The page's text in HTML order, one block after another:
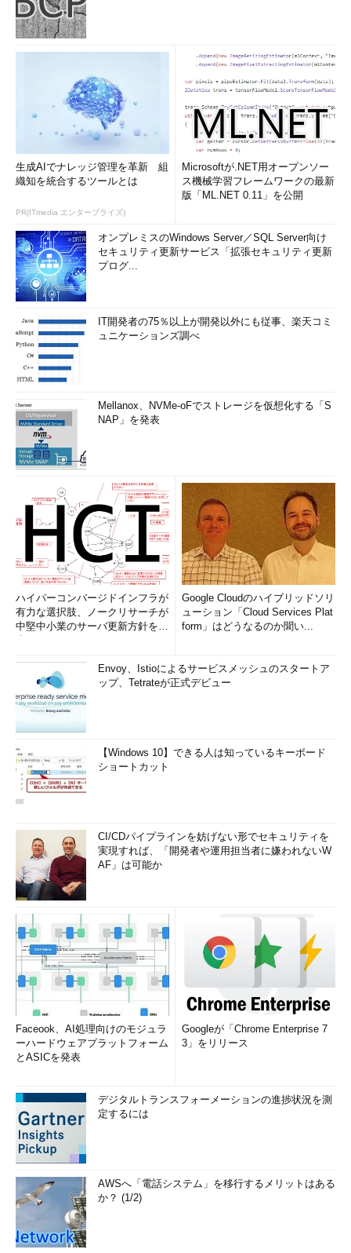
iPhoneにGoogleアプリをセットアップ
する（3/4）
これは、Googleアプリで「 Google No
められているところ。2段階認証を利用
（4）Google Nowはユーザーの状況
や行動に応じて、最適な情報（例えば現
在地の天気予報）を絞り込んで提供して
くれるサービスだ。ただ、そのためには
位置情報や、いつどこを訪れたのかとい
録が必要になる。Google Nowを使わな
いなら、［使用しない］をタップする。
（5）Google Nowを使うのなら、
［次へ］をタップしていってウィザード
を完了させる。
する（4/4）
初期セットアップが完了したところ。
（6）2段階認証を設定したいアカウ
ントであることを確認する。
以上でGoogleアプリの準備は完了だ。
●Googleアカウントの2段階認証を有効にする
有効化する。既に有効にしてある場合は、「 2つ目の認証を
Googleメッセージ方式に切り替える
」に読み進めていただきた
い。
Googleの2段階認証を初めて有効化する場合、
ストメッセージまたは音声通話
ンタイムパスワード（6桁の数字）を受け取れる必要がある。
これらはGoogleメッセージ用端末とは別の端末で受信しても
よい。もっとも、これらの認証方式は、万一Googleメッセージ
方式が使えなくなったときの代替手段として利用できるので、
Googleメッセージと同じ端末で受け取れるようセットアップし
た方が使いやすいだろう。
また以下の操作では全面的にGoogleアプリを利用する（ほとん
どの設定はSafariでも可能だが、一部の操作はどうしてもGoogle
アプリが必要になるため、本TIPSではGoogleアプリに絞り込ん
で説明している）。
生成AIでナレッジ管理を革新 組
織知を統合するツールとは
PR(ITmedia エンタープライズ)
Microsoftが.NET用オープンソー
ス機械学習フレームワークの最新
版「ML.NET 0.11」を公開
オンプレミスのWindows Server／SQL Server向け
セキュリティ更新サービス「拡張セキュリティ更新
プログ...
IT開発者の75％以上が開発以外にも従事、楽天コミ
ュニケーションズ調べ
Mellanox、NVMe-oFでストレージを仮想化する「S
NAP」を発表
ハイパーコンバージドインフラが
有力な選択肢、ノークリサーチが
中堅中小業のサーバ更新方針を調
Google Cloudのハイブリッドソリ
ューション「Cloud Services Plat
form」はどうなるのか聞い...
Envoy、Istioによるサービスメッシュのスタートア
ップ、Tetrateが正式デビュー
【Windows 10】できる人は知っているキーボード
ショートカット
CI/CDパイプラインを妨げない形でセキュリティを
実現すれば、「開発者や運用担当者に嫌われないW
AF」は可能か
Faceook、AI処理向けのモジュラ
ーハードウェアプラットフォーム
とASICを発表
Googleが「Chrome Enterprise 7
3」をリリース
デジタルトランスフォーメーションの進捗状況を測
定するには
AWSへ「電話システム」を移行するメリットはある
か？ (1/2)